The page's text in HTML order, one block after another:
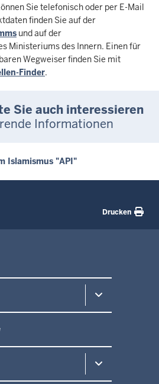
Sie telefonisch oder per E-Mail
finden Sie auf der
und auf der
Ministeriums des Innern. Einen für
Wegweiser finden Sie mit
Finder.
Sie auch interessieren
Informationen
Islamismus "API"
Drucken